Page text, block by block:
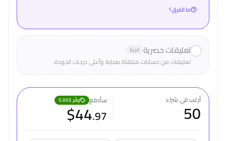
ما الفرق؟
تعليقات حصرية قريبًا
تعليقات من حسابات منتقاة بعناية وأعلى درجات الجودة.
أرغب في شراء
50 سأدفع وفّر$5.00
$44.97